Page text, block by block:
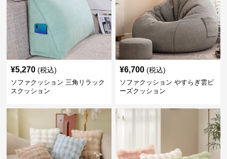
¥5,270 (税込)
ソファクッション 三角リラック
スクッション
¥6,700 (税込)
ソファクッション やすらぎ雲ビ
ーズクッション